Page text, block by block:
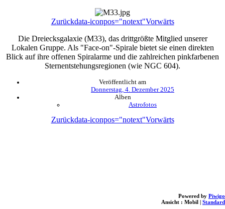
Zurückdata-iconpos="notext"Vorwärts
Die Dreiecksgalaxie (M33), das drittgrößte Mitglied unserer
Lokalen Gruppe. Als "Face-on"-Spirale bietet sie einen direkten
Blick auf ihre offenen Spiralarme und die zahlreichen pinkfarbenen
Sternentstehungsregionen (wie NGC 604).
Veröffentlicht am
Donnerstag, 4. Dezember 2025
Alben
Astrofotos
Zurückdata-iconpos="notext"Vorwärts
Powered by Piwigo
Ansicht : Mobil | Standard